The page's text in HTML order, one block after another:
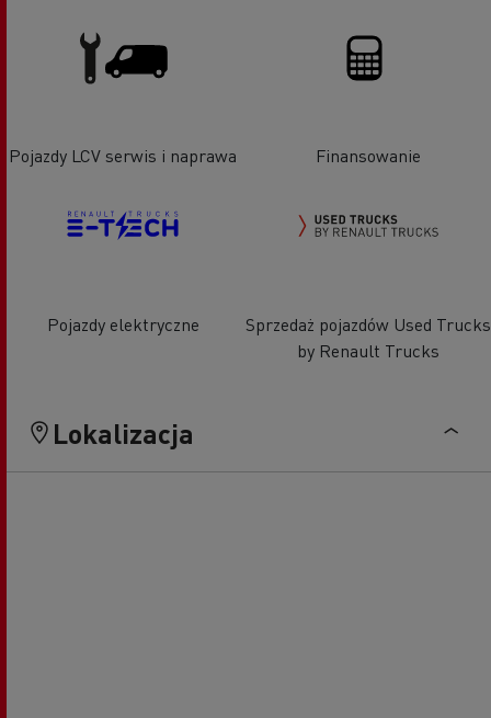
Pojazdy LCV serwis i naprawa Finansowanie
Pojazdy elektryczne
Sprzedaż pojazdów Used Trucks
by Renault Trucks
Lokalizacja